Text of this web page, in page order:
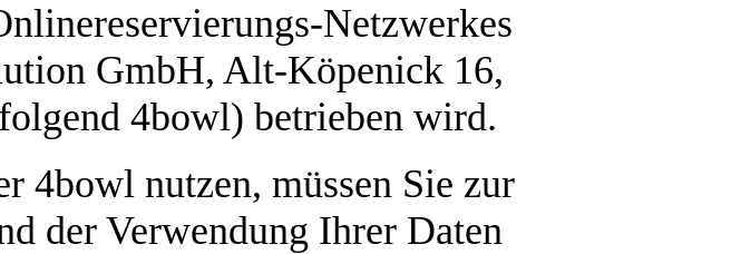
Netzwerkes
GmbH, Alt-Köpenick 16,
4bowl) betrieben wird.
4bowl nutzen, müssen Sie zur
der Verwendung Ihrer Daten